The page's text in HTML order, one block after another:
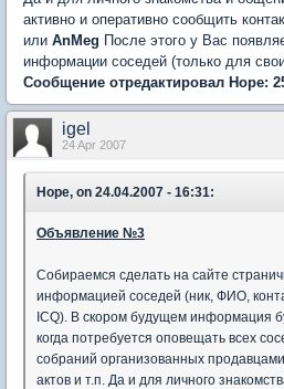
активно и оперативно сообщить
или AnMeg После этого у Вас
информации соседей (только для
Сообщение отредактировал Hope:
igel
24 Apr 2007
Hope, on 24.04.2007 - 16:31:
Объявление №3
Собираемся сделать на сайте
информацией соседей (ник, ФИО,
ICQ). В скором будущем информация
когда потребуется оповещать всех
собраний организованных
актов и т.п. Да и для личного